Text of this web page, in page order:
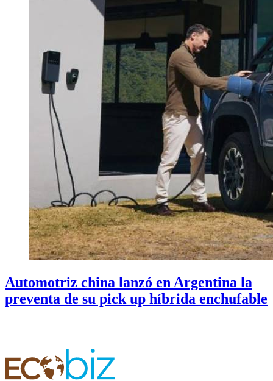
Automotriz china lanzó en Argentina la
preventa de su pick up híbrida enchufable